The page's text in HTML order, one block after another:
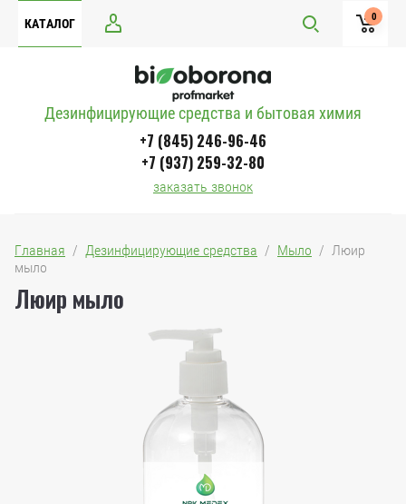
КАТАЛОГ 0
Дезинфицирующие средства и бытовая химия
+7 (845) 246-96-46
+7 (937) 259-32-80
заказать звонок
Главная
  /
Дезинфицирующие средства
  /
Мыло
  /  Люир
мыло
Люир мыло